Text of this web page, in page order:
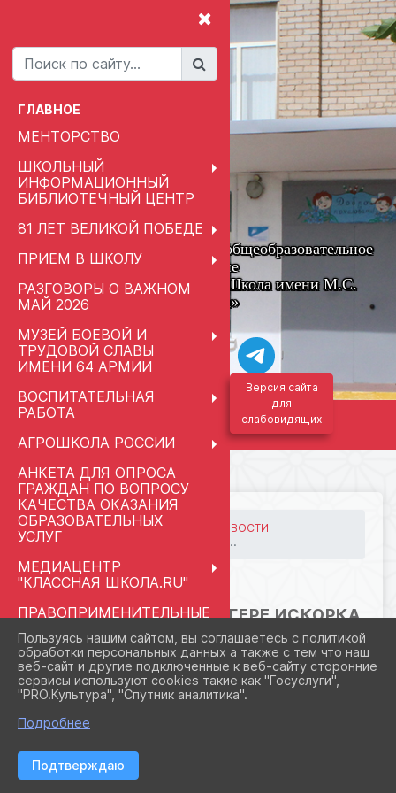
ГЛАВНОЕ
МЕНТОРСТВО
ШКОЛЬНЫЙ
ИНФОРМАЦИОННЫЙ
БИБЛИОТЕЧНЫЙ ЦЕНТР
81 ЛЕТ ВЕЛИКОЙ ПОБЕДЕ
ПРИЕМ В ШКОЛУ
РАЗГОВОРЫ О ВАЖНОМ
МАЙ 2026
МУЗЕЙ БОЕВОЙ И
ТРУДОВОЙ СЛАВЫ
ИМЕНИ 64 АРМИИ
ВОСПИТАТЕЛЬНАЯ
РАБОТА
АГРОШКОЛА РОССИИ
АНКЕТА ДЛЯ ОПРОСА
ГРАЖДАН ПО ВОПРОСУ
КАЧЕСТВА ОКАЗАНИЯ
ОБРАЗОВАТЕЛЬНЫХ
УСЛУГ
МЕДИАЦЕНТР
"КЛАССНАЯ ШКОЛА.RU"
ПРАВОПРИМЕНИТЕЛЬНЫЕ
ПРОЦЕДУРЫ
СВЕДЕНИЯ ОБ
ОРГАНИЗАЦИИ ОТДЫХА
ДЕТЕЙ И ИХ
ОЗДОРОВЛЕНИЯ
СОТРУДНИКАМ
ШКОЛЬНЫЙ
Версия сайта
для
слабовидящих
Муниципальное автономное общеобразовательное
учреждение
«Привольненская Средняя Школа имени М.С.
Шумилова»
ГЛАВНАЯ МЕРОПРИЯТИЯ НОВОСТИ
День семьи 👨‍❤️‍👨 в лагере ...
ДЕНЬ СЕМЬИ 👨‍❤️‍👨 В ЛАГЕРЕ ИСКОРКА
Пользуясь нашим сайтом, вы соглашаетесь с политикой
обработки персональных данных а также с тем что наш
веб-сайт и другие подключенные к веб-сайту сторонние
сервисы используют cookies такие как "Госуслуги",
"PRO.Культура", "Спутник аналитика".
Подробнее
Подтверждаю